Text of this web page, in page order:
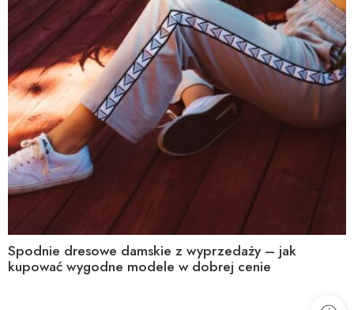
Spodnie dresowe damskie z wyprzedaży – jak
kupować wygodne modele w dobrej cenie